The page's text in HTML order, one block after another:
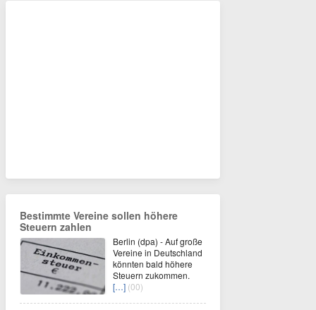
Bestimmte Vereine sollen höhere
Steuern zahlen
Berlin (dpa) - Auf große
Vereine in Deutschland
könnten bald höhere
Steuern zukommen.
[…] (00)